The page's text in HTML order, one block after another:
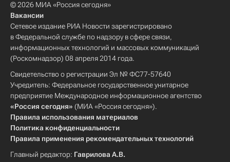
© 2026 МИА «Россия сегодня»
Вакансии
Сетевое издание РИА Новости зарегистрировано
в Федеральной службе по надзору в сфере связи,
информационных технологий и массовых коммуникаций
(Роскомнадзор) 08 апреля 2014 года.
Свидетельство о регистрации Эл № ФС77-57640
Учредитель: Федеральное государственное унитарное
предприятие Международное информационное агентство
«Россия сегодня» (МИА «Россия сегодня»).
Правила использования материалов
Политика конфиденциальности
Правила применения рекомендательных технологий
Главный редактор: Гаврилова А.В.